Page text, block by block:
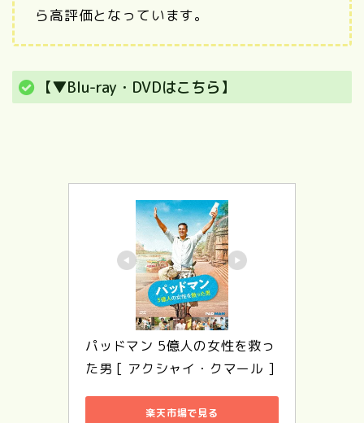
ら高評価となっています。
【▼Blu-ray・DVDはこちら】
パッドマン 5億人の女性を救っ
た男 [ アクシャイ・クマール ]
楽天市場で見る